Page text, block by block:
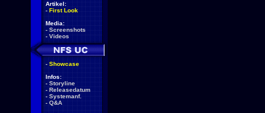
Artikel:
- First Look
Media:
- Screenshots
- Videos
- Showcase
Infos:
- Storyline
- Releasedatum
- Systemanf.
- Q&A